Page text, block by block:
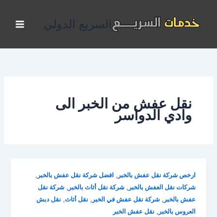
المحتوى
السريع الدولي
نقل عفش من الخبر الى
وادي الدواسر
ارخص شركة نقل عفش بالخبر , افضل شركة نقل عفش بالخبر ,
شركات نقل العفش بالخبر ,شركة نقل أثاث بالخبر ,شركة نقل
عفش بالخبر ,شركة نقل عفش في الخبر , نقل أثاث, نقل دبش
العروس بالخبر , نقل عفش الخبر